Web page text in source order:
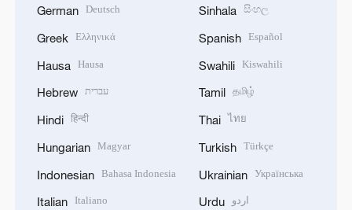
German Deutsch
Greek Ελληνικά
Hausa Hausa
Hebrew עברית
Hindi हिन्दी
Hungarian Magyar
Indonesian Bahasa Indonesia
Italian Italiano
Sinhala සිංහල
Spanish Español
Swahili Kiswahili
Tamil தமிழ்
Thai ไทย
Turkish Türkçe
Ukrainian Українська
Urdu اردو